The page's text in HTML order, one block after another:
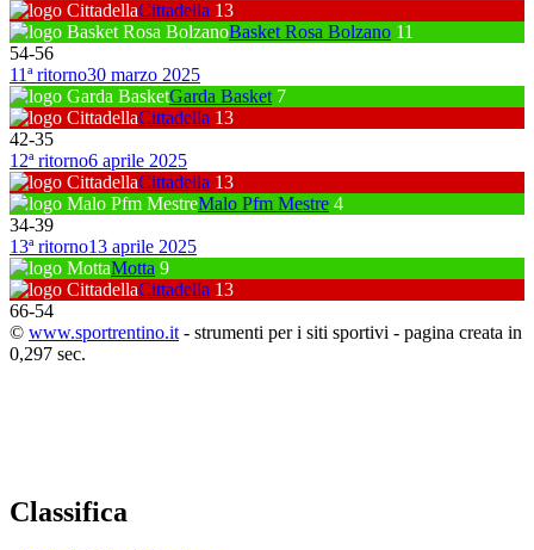
Cittadella 13
Basket Rosa Bolzano 11
54-56
11ª ritorno30 marzo 2025
Garda Basket 7
Cittadella 13
42-35
12ª ritorno6 aprile 2025
Cittadella 13
Malo Pfm Mestre 4
34-39
13ª ritorno13 aprile 2025
Motta 9
Cittadella 13
66-54
© www.sportrentino.it - strumenti per i siti sportivi - pagina creata in
0,297 sec.
Classifica